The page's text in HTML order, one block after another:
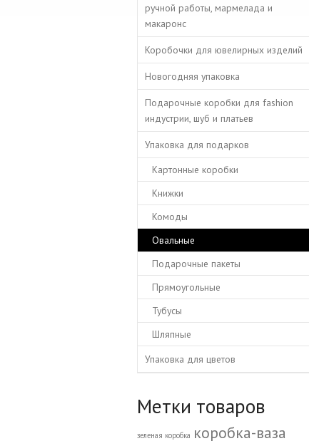
ручной работы, мармелада и
макаронс
Коробочки для ювелирных изделий
Новогодняя упаковка
Подарочные коробки для fashion
индустрии, шуб и платьев
Упаковка для подарков
Картонные коробки
Книжки
Комоды
Овальные
Подарочные пакеты
Прямоугольные
Тубусы
Шляпные
Упаковка для цветов
Метки товаров
зеленая коробка коробка-ваза